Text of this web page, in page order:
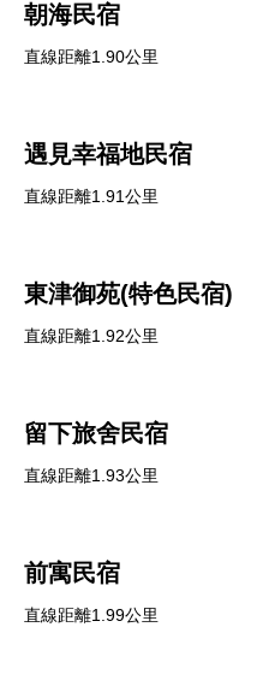
朝海民宿
直線距離1.90公里
遇見幸福地民宿
直線距離1.91公里
東津御苑(特色民宿)
直線距離1.92公里
留下旅舍民宿
直線距離1.93公里
前寓民宿
直線距離1.99公里